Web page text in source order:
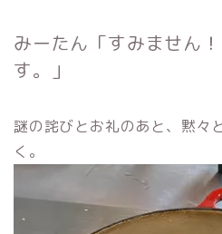
みーたん「すみません
す。」
謎の詫びとお礼のあと、黙々
く。